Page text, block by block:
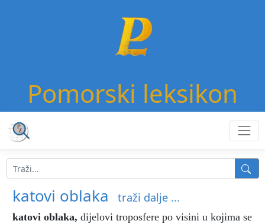
Pomorski leksikon
katovi oblaka traži dalje ...
katovi oblaka, dijelovi troposfere po visini u kojima se